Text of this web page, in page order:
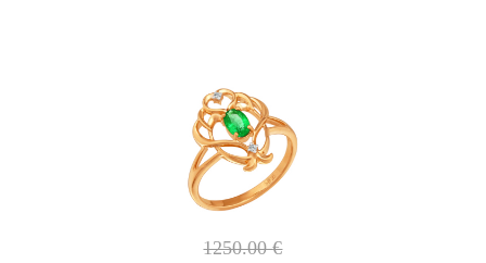
1250.00€